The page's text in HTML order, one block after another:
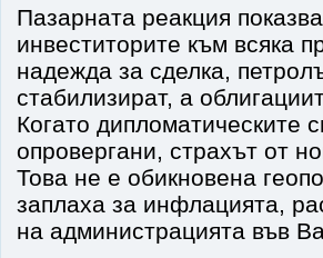
Пазарната реакция
инвеститорите към всяка
надежда за сделка,
стабилизират, а
Когато дипломатическите
опровергани, страхът от
Това не е обикновена
заплаха за инфлацията,
на администрацията във